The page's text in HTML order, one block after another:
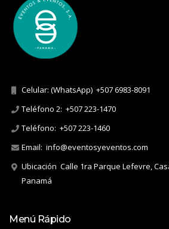
Celular: (WhatsApp) +507 6983-8091
Teléfono 2: +507 223-1470
Teléfono: +507 223-1460
Email: info@eventosyeventos.com
Ubicación Calle 1ra Parque Lefevre,
Panamá
Menú Rápido